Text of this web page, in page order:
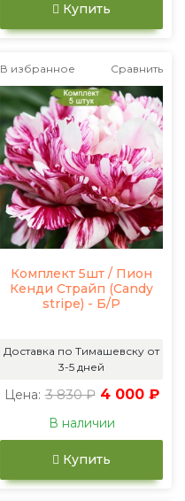
Купить
В избранное Сравнить
Комплект 5шт / Пион
Кенди Страйп (Candy
stripe) - Б/Р
Доставка по Тимашевску от
3-5 дней
Цена: 3 830 ₽ 4 000 ₽
В наличии
Купить